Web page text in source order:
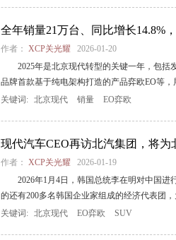
全年销量21万台、同比增长14.8%
作者： XCP关光耀 2026-01-20
2025年是北京现代转型的关键一年，包括
品牌首款基于纯电架构打造的产品弈欧EO等，
关键词: 北京现代 销量 EO弈欧
现代汽车CEO再访北汽集团，将为
作者： XCP关光耀 2026-01-19
2026年1月4日，韩国总统李在明对中国
的还有200多名韩国企业家组成的经济代表团，
关键词: 北京现代 EO弈欧 SUV